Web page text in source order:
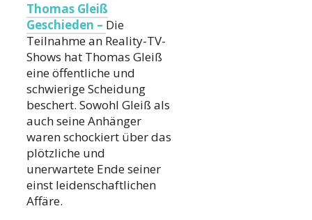
Thomas Gleiß
Geschieden – Die
Teilnahme an Reality-TV-
Shows hat Thomas Gleiß
eine öffentliche und
schwierige Scheidung
beschert. Sowohl Gleiß als
auch seine Anhänger
waren schockiert über das
plötzliche und
unerwartete Ende seiner
einst leidenschaftlichen
Affäre.